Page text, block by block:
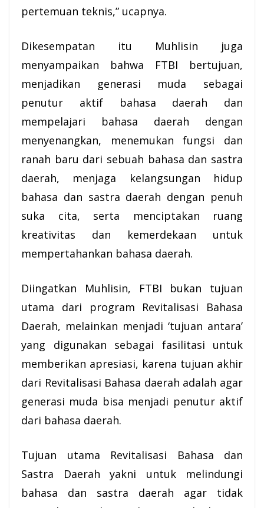
pertemuan teknis,” ucapnya.
Dikesempatan itu Muhlisin juga
menyampaikan bahwa FTBI bertujuan,
menjadikan generasi muda sebagai
penutur aktif bahasa daerah dan
mempelajari bahasa daerah dengan
menyenangkan, menemukan fungsi dan
ranah baru dari sebuah bahasa dan sastra
daerah, menjaga kelangsungan hidup
bahasa dan sastra daerah dengan penuh
suka cita, serta menciptakan ruang
kreativitas dan kemerdekaan untuk
mempertahankan bahasa daerah.
Diingatkan Muhlisin, FTBI bukan tujuan
utama dari program Revitalisasi Bahasa
Daerah, melainkan menjadi ‘tujuan antara’
yang digunakan sebagai fasilitasi untuk
memberikan apresiasi, karena tujuan akhir
dari Revitalisasi Bahasa daerah adalah agar
generasi muda bisa menjadi penutur aktif
dari bahasa daerah.
Tujuan utama Revitalisasi Bahasa dan
Sastra Daerah yakni untuk melindungi
bahasa dan sastra daerah agar tidak